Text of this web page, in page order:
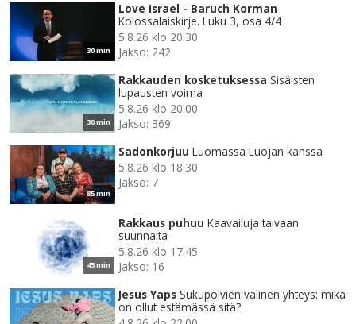
30 min
Love Israel - Baruch Korman
Kolossalaiskirje. Luku 3, osa 4/4
5.8.26 klo 20.30
Jakso: 242
30 min
Rakkauden kosketuksessa Sisäisten
lupausten voima
5.8.26 klo 20.00
Jakso: 369
85 min
Sadonkorjuu Luomassa Luojan kanssa
5.8.26 klo 18.30
Jakso: 7
45 min
Rakkaus puhuu Kaavailuja taivaan
suunnalta
5.8.26 klo 17.45
Jakso: 16
Jesus Yaps Sukupolvien välinen yhteys: mikä
on ollut estämässä sitä?